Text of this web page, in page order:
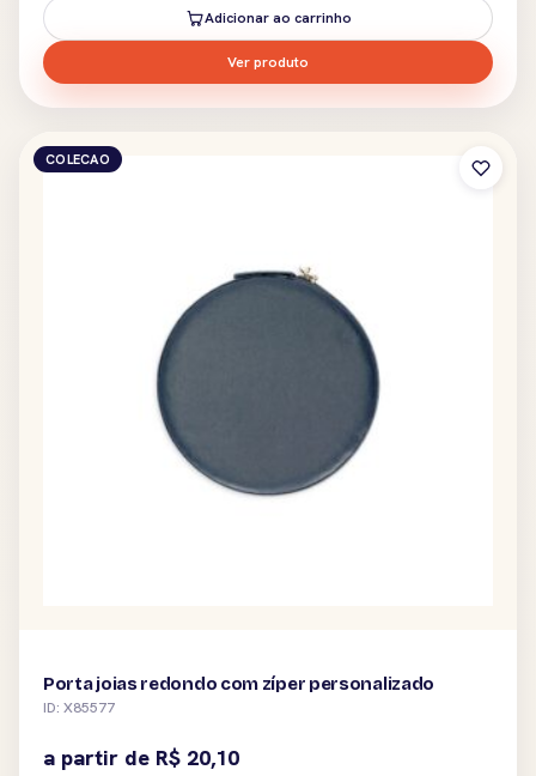
Adicionar ao carrinho
Ver produto
COLECAO
Porta joias redondo com zíper personalizado
ID: X85577
a partir de R$ 20,10